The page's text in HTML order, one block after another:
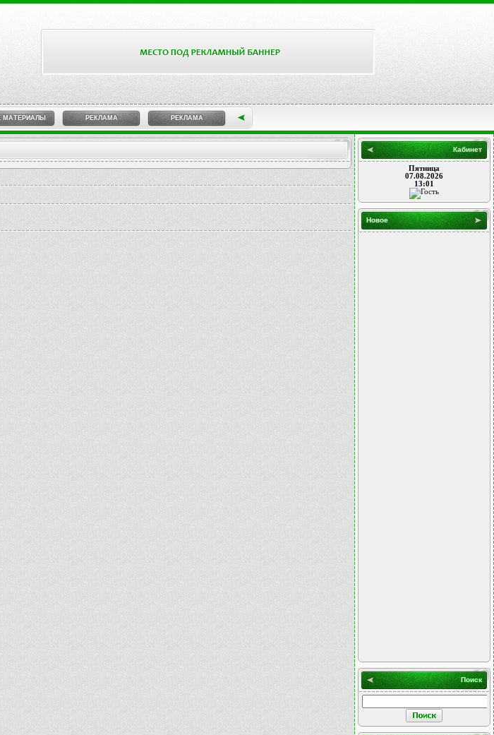
МАТЕРИАЛЫ РЕКЛАМА РЕКЛАМА
Кабинет
Пятница
07.08.2026
13:01
Новое
Поиск